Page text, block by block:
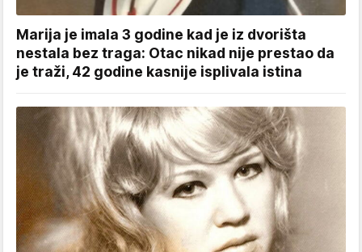
Marija je imala 3 godine kad je iz dvorišta
nestala bez traga: Otac nikad nije prestao da
je traži, 42 godine kasnije isplivala istina